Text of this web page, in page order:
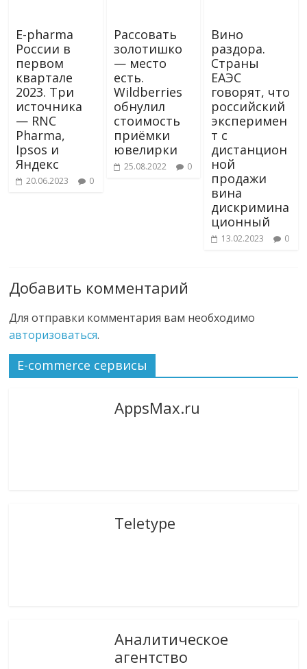
E-pharma
России в
первом
квартале
2023. Три
источника
— RNC
Pharma,
Ipsos и
Яндекс
20.06.2023 0
Рассовать
золотишко
— место
есть.
Wildberries
обнулил
стоимость
приёмки
ювелирки
25.08.2022 0
Вино
раздора.
Страны
ЕАЭС
говорят, что
российский
эксперимен
т с
дистанцион
ной
продажи
вина
дискримина
ционный
13.02.2023 0
Добавить комментарий
Для отправки комментария вам необходимо
авторизоваться.
E-commerce сервисы
AppsMax.ru
Teletype
Аналитическое
агентство